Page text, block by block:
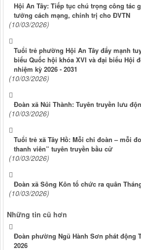
Hội An Tây: Tiếp tục chú trọng công tác
tưởng cách mạng, chính trị cho ĐVTN
(10/03/2026)
Tuổi trẻ phường Hội An Tây đẩy mạnh
biểu Quốc hội khóa XVI và đại biểu Hội
nhiệm kỳ 2026 - 2031
(10/03/2026)
Đoàn xã Núi Thành: Tuyên truyền lưu
(10/03/2026)
Tuổi trẻ xã Tây Hồ: Mỗi chi đoàn – mỗi
thanh viên” tuyên truyền bầu cử
(10/03/2026)
Đoàn xã Sông Kôn tổ chức ra quân
(10/03/2026)
Những tin cũ hơn
Đoàn phường Ngũ Hành Sơn phát động
2026